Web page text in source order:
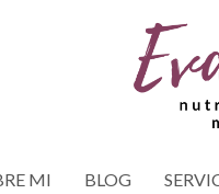
MI BLOG